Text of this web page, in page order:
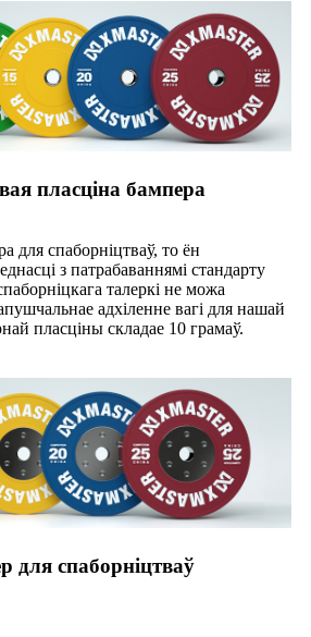
пласціна бампера
спаборніцтваў, то ён
з патрабаваннямі стандарту
талеркі не можа
адхіленне вагі для нашай
пласціны складае 10 грамаў.
для спаборніцтваў